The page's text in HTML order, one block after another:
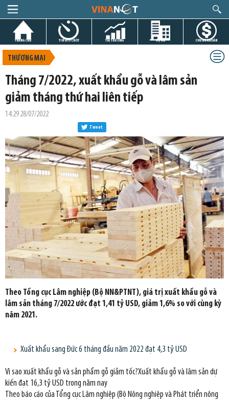
TRANG CHỦ TIN GIỜ CHÓT THỊ TRƯỜNG DỰ ÁN CHỨNG KHOÁN
THƯƠNG MẠI
Tháng 7/2022, xuất khẩu gỗ và lâm sản
giảm tháng thứ hai liên tiếp
14:29 28/07/2022
Tweet
Theo Tổng cục Lâm nghiệp (Bộ NN&PTNT), giá trị xuất khẩu gỗ và
lâm sản tháng 7/2022 ước đạt 1,41 tỷ USD, giảm 1,6% so với cùng kỳ
năm 2021.
Xuất khẩu sang Đức 6 tháng đầu năm 2022 đạt 4,3 tỷ USD
Vì sao xuất khẩu gỗ và sản phẩm gỗ giảm tốc?Xuất khẩu gỗ và lâm sản dự
kiến đạt 16,3 tỷ USD trong năm nay
Theo báo cáo của Tổng cục Lâm nghiệp (Bộ Nông nghiệp và Phát triển nông